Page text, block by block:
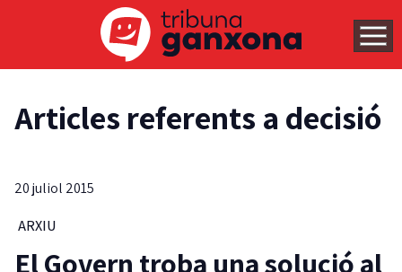
Articles referents a decisió
20 juliol 2015
ARXIU
El Govern troba una solució al